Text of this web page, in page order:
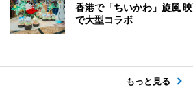
香港で「ちいかわ」旋風
で大型コラボ
もっと見る